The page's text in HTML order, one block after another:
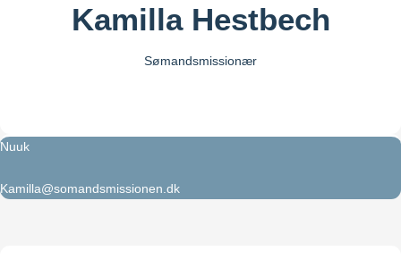
Kamilla Hestbech
Sømandsmissionær
Nuuk
Kamilla@somandsmissionen.dk